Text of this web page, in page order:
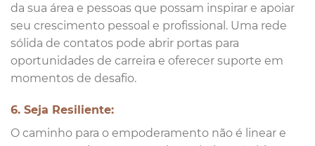
da sua área e pessoas que possam inspirar e apoiar
seu crescimento pessoal e profissional. Uma rede
sólida de contatos pode abrir portas para
oportunidades de carreira e oferecer suporte em
momentos de desafio.
6. Seja Resiliente:
O caminho para o empoderamento não é linear e